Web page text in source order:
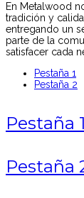
En Metalwood
tradición y
entregando un
parte de la
satisfacer cada
Pestaña 1
Pestaña 2
Pestaña 1
Pestaña